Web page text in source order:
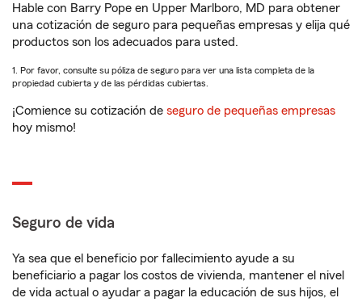
Hable con Barry Pope en Upper Marlboro, MD para obtener
una cotización de seguro para pequeñas empresas y elija qué
productos son los adecuados para usted.
1. Por favor, consulte su póliza de seguro para ver una lista completa de la
propiedad cubierta y de las pérdidas cubiertas.
¡Comience su cotización de seguro de pequeñas empresas
hoy mismo!
Seguro de vida
Ya sea que el beneficio por fallecimiento ayude a su
beneficiario a pagar los costos de vivienda, mantener el nivel
de vida actual o ayudar a pagar la educación de sus hijos, el